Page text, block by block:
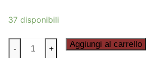
37 disponibili
- + Aggiungi al carrello